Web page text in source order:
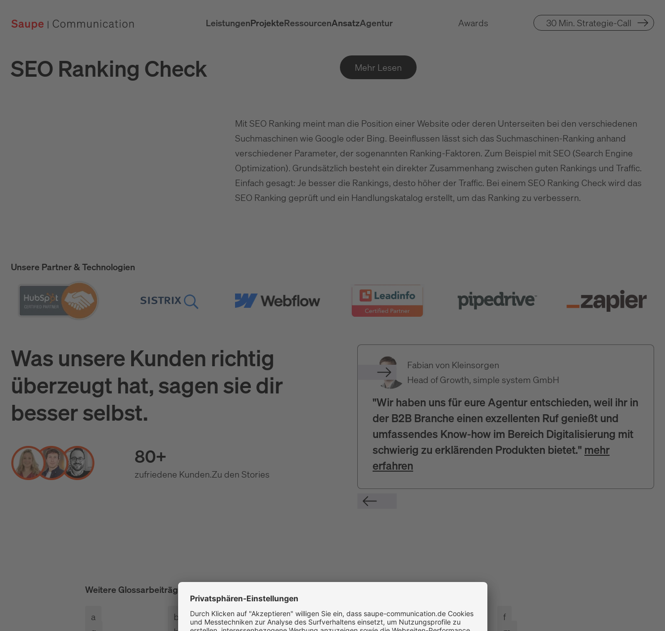
LeistungenProjekteRessourcenAnsatzAgentur Awards 30 Min. Strategie-Call
SEO Ranking Check Mehr Lesen
Mit SEO Ranking meint man die Position einer Website oder deren Unterseiten bei den verschiedenen
Suchmaschinen wie Google oder Bing. Beeinflussen lässt sich das Suchmaschinen-Ranking anhand
verschiedener Parameter, der sogenannten Ranking-Faktoren. Zum Beispiel mit SEO (Search Engine
Optimization). Grundsätzlich besteht ein direkter Zusammenhang zwischen guten Rankings und Traffic.
Einfach gesagt: Je besser die Rankings, desto höher der Traffic. Bei einem SEO Ranking Check wird das
SEO Ranking geprüft und ein Handlungskatalog erstellt, um das Ranking zu verbessern.
Unsere Partner & Technologien
Was unsere Kunden richtig
überzeugt hat, sagen sie dir
besser selbst.
80+
zufriedene Kunden.Zu den Stories
Fabian von Kleinsorgen
Head of Growth, simple system GmbH
"Wir haben uns für eure Agentur entschieden, weil ihr in
der B2B Branche einen exzellenten Ruf genießt und
umfassendes Know-how im Bereich Digitalisierung mit
schwierig zu erklärenden Produkten bietet." mehr
erfahren
Weitere Glossarbeiträge
a b c d e
f